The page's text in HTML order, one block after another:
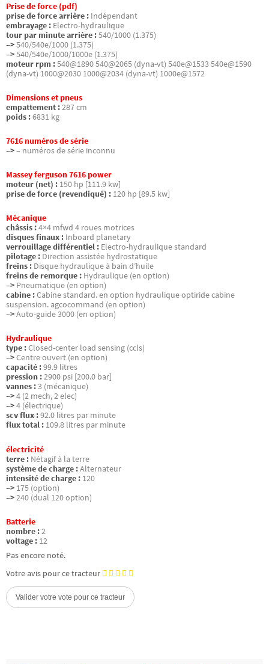
Prise de force (pdf)
prise de force arrière : Indépendant
embrayage : Electro-hydraulique
tour par minute arrière :540/1000 (1.375)
–>540/540e/1000 (1.375)
–>540/540e/1000/1000e (1.375)
moteur rpm :540@1890 540@2065 (dyna-vt) 540e@1533 540e@1590
(dyna-vt) 1000@2030 1000@2034 (dyna-vt) 1000e@1572
Dimensions et pneus
empattement :287 cm
poids :6831 kg
7616 numéros de série
–>– numéros de série inconnu
Massey ferguson 7616 power
moteur (net) : 150 hp [111.9 kw]
prise de force (revendiqué) : 120 hp [89.5 kw]
Mécanique
châssis :4×4 mfwd 4 roues motrices
disques finaux : Inboard planetary
verrouillage différentiel : Electro-hydraulique standard
pilotage : Direction assistée hydrostatique
freins : Disque hydraulique à bain d’huile
freins de remorque : Hydraulique (en option)
–> Pneumatique (en option)
cabine :Cabine standard. en option hydraulique optiride cabine
suspension. agcocommand (en option)
–>Auto-guide 3000 (en option)
Hydraulique
type :Closed-center load sensing (ccls)
–>Centre ouvert (en option)
capacité :99.9 litres
pression :2900 psi [200.0 bar]
vannes :3 (mécanique)
–>4 (2 mech, 2 elec)
–>4 (électrique)
scv flux :92.0 litres par minute
flux total : 109.8 litres par minute
électricité
terre : Nétagif à la terre
système de charge :Alternateur
intensité de charge : 120
–> 175 (option)
–>240 (dual 120 option)
Batterie
nombre :2
voltage : 12
Pas encore noté.
Votre avis pour ce tracteur